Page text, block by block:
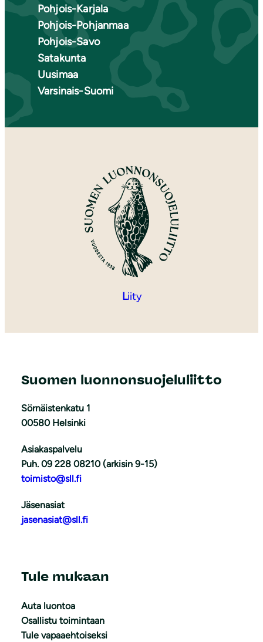
Pohjois-Karjala
Pohjois-Pohjanmaa
Pohjois-Savo
Satakunta
Uusimaa
Varsinais-Suomi
Liity
Suomen luonnonsuojeluliitto
Sörnäistenkatu 1
00580 Helsinki
Asiakaspalvelu
Puh. 09 228 08210 (arkisin 9-15)
toimisto@sll.fi
Jäsenasiat
jasenasiat@sll.fi
Tule mukaan
Auta luontoa
Osallistu toimintaan
Tule vapaaehtoiseksi